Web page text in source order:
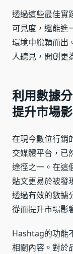
透過這些最佳實
可見度，還能進
環境中脫穎而出
人聽見，開創更
利用數據
提升市場
在現今數位行銷
交媒體平台，已
途徑之一。在這
貼文更易於被發
透過有效的數據
從而提升市場影
Hashtag的功能
相關內容。對於